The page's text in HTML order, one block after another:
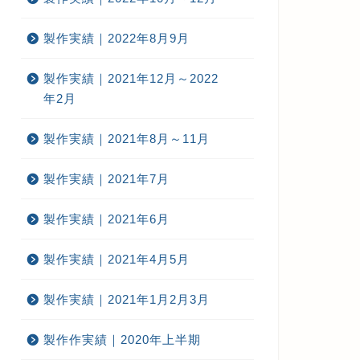
製作実績｜2022年8月9月
製作実績｜2021年12月～2022
年2月
製作実績｜2021年8月～11月
製作実績｜2021年7月
製作実績｜2021年6月
製作実績｜2021年4月5月
製作実績｜2021年1月2月3月
製作作実績｜2020年上半期